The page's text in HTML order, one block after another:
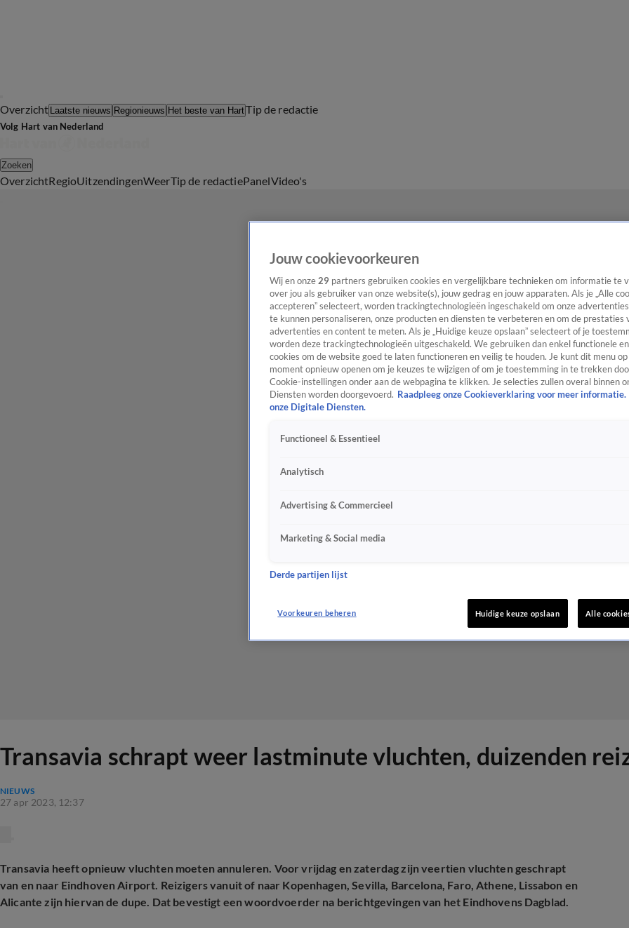
Overzicht Laatste nieuws Regionieuws Het beste van HartTip de redactie
Volg Hart van Nederland
Zoeken
OverzichtRegioUitzendingenWeerTip de redactiePanelVideo's
Transavia schrapt weer lastminute vluchten, duizenden
NIEUWS
27 apr 2023, 12:37
Transavia heeft opnieuw vluchten moeten annuleren. Voor vrijdag en zaterdag zijn veertien vluchten geschrapt
van en naar Eindhoven Airport. Reizigers vanuit of naar Kopenhagen, Sevilla, Barcelona, Faro, Athene, Lissabon en
Alicante zijn hiervan de dupe. Dat bevestigt een woordvoerder na berichtgevingen van het Eindhovens Dagblad.
Jouw cookievoorkeuren
Wij en onze 29 partners gebruiken cookies en vergelijkbare technieken om informatie te
over jou als gebruiker van onze website(s), jouw gedrag en jouw apparaten. Als je „Alle
accepteren” selecteert, worden trackingtechnologieën ingeschakeld om onze
te kunnen personaliseren, onze producten en diensten te verbeteren en om de prestaties
advertenties en content te meten. Als je „Huidige keuze opslaan” selecteert of je
worden deze trackingtechnologieën uitgeschakeld. We gebruiken dan enkel functionele
cookies om de website goed te laten functioneren en veilig te houden. Je kunt dit menu
moment opnieuw openen om je keuzes te wijzigen of om je toestemming in te trekken
Cookie-instellingen onder aan de webpagina te klikken. Je selecties zullen overal binnen
Diensten worden doorgevoerd. Raadpleeg onze Cookieverklaring voor meer informatie.
onze Digitale Diensten.
Functioneel & Essentieel
Analytisch
Advertising & Commercieel
Marketing & Social media
Derde partijen lijst
Voorkeuren beheren Huidige keuze opslaan Alle